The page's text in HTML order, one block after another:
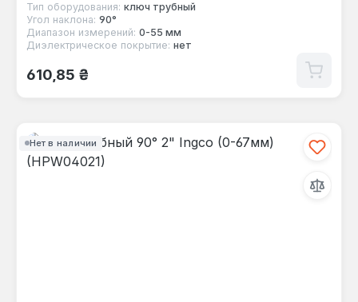
Тип оборудования: ключ трубный
Угол наклона: 90°
Диапазон измерений: 0-55 мм
Диэлектрическое покрытие: нет
Обычная цена:
610,85 ₴
Нет в наличии